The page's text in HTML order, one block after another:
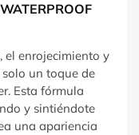
el enrojecimiento y
un toque de
Esta fórmula
y sintiéndote
una apariencia